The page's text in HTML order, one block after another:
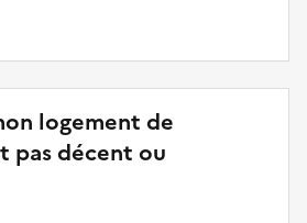
logement de
pas décent ou